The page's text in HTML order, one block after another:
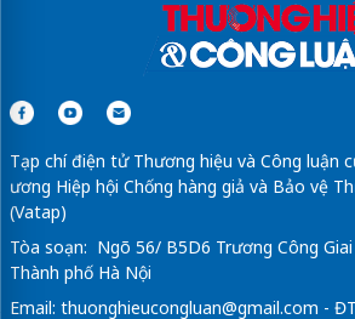
Tạp chí điện tử Thương hiệu và Công luận
ương Hiệp hội Chống hàng giả và Bảo vệ
(Vatap)
Tòa soạn: Ngõ 56/ B5D6 Trương Công Giai
Thành phố Hà Nội
Email: thuonghieucongluan@gmail.com -